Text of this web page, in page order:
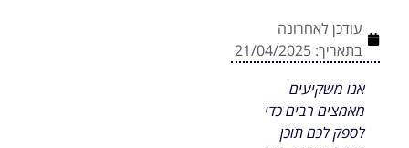
עודכן לאחרונה
בתאריך: 21/04/2025
אנו משקיעים
מאמצים רבים כדי
לספק לכם תוכן